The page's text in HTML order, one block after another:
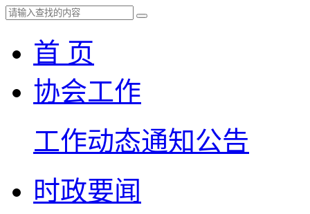
首 页
协会工作
工作动态通知公告
时政要闻